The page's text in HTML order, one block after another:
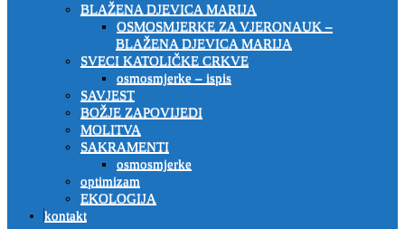
BLAŽENA DJEVICA MARIJA
OSMOSMJERKE ZA VJERONAUK –
BLAŽENA DJEVICA MARIJA
SVECI KATOLIČKE CRKVE
osmosmjerke – ispis
SAVJEST
BOŽJE ZAPOVIJEDI
MOLITVA
SAKRAMENTI
osmosmjerke
optimizam
EKOLOGIJA
kontakt